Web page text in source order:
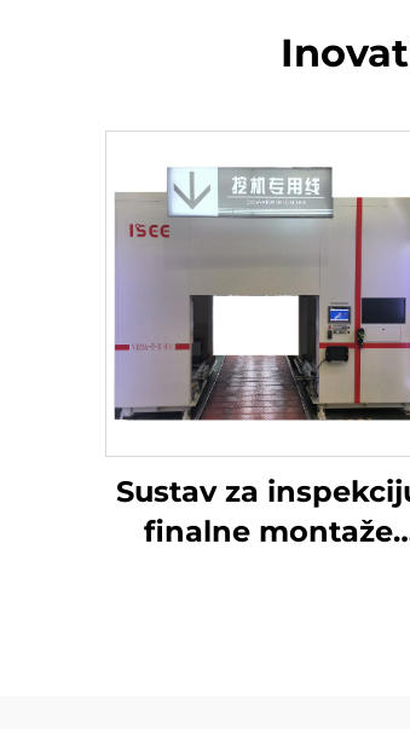
Sustav za
finalne montaže